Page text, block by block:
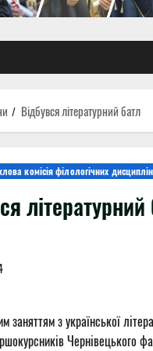
Відбувся літературний батл
комісія філологічних дисциплін
літературний
заняттям з української
Чернівецького